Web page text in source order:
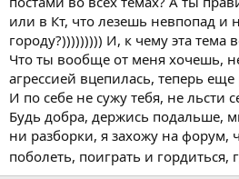
– Армянский темперамент не
– Горячишься по ходу матча, когда
сопротивление. Но не более.
– Какими качествами нужно
классным игроком?
– Теннис очень тяжелая игра,
или в Кт, что лезешь невпопад и
городу?))))))))) И, к чему эта тема
Что ты вообще от меня хочешь,
агрессией вцепилась, теперь еще
И по себе не сужу тебя, не льсти
Будь добра, держись подальше,
ни разборки, я захожу на форум,
поболеть, поиграть и гордиться,